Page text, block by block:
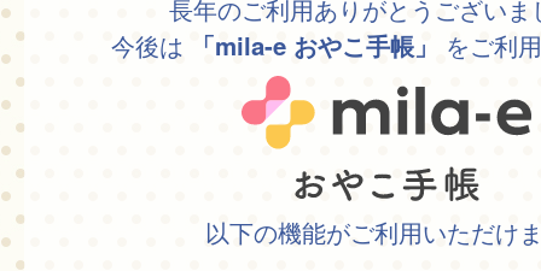
長年のご利用ありがとうございま
今後は
「mila-e おやこ手帳」 をご利
以下の機能がご利用いただけ